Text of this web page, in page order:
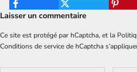
Laisser un commentaire
Ce site est protégé par hCaptcha, et la
Conditions de service de hCaptcha